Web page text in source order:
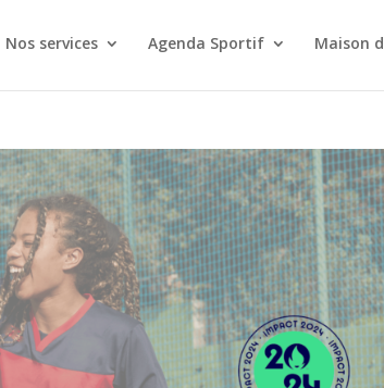
Nos services Agenda Sportif Maison